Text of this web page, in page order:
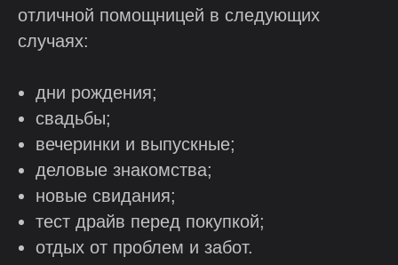
отличной помощницей в следующих
случаях:
дни рождения;
свадьбы;
вечеринки и выпускные;
деловые знакомства;
новые свидания;
тест драйв перед покупкой;
отдых от проблем и забот.